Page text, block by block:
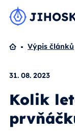
Domů
Výpis článků
31. 08. 2023
Kolik